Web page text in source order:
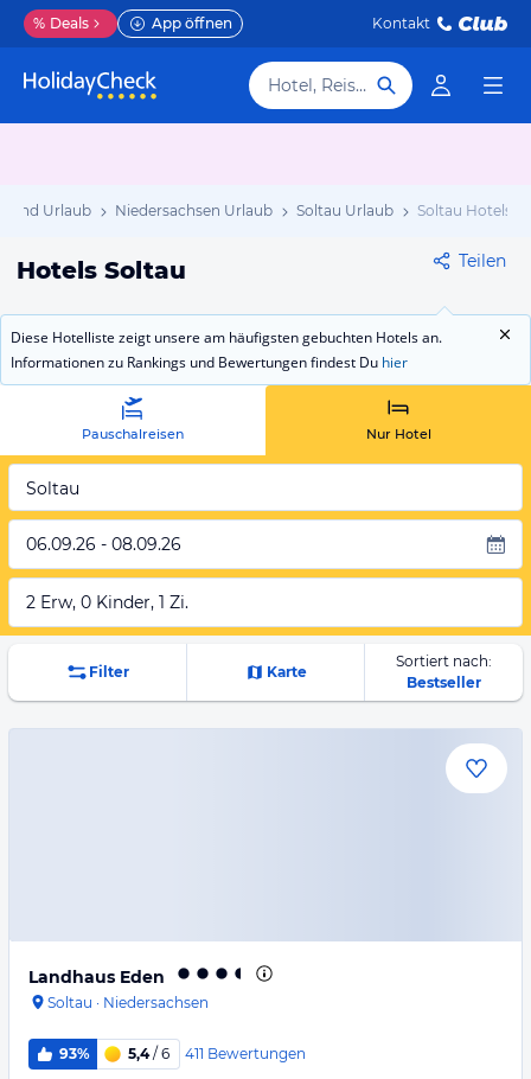
% Deals App öffnen Kontakt
Hotel, Reiseziel
Urlaub Niedersachsen Urlaub Soltau Urlaub Soltau Hotels
Hotels Soltau Teilen
Diese Hotelliste zeigt unsere am häufigsten gebuchten Hotels an.
Informationen zu Rankings und Bewertungen findest Du hier
Pauschalreisen Nur Hotel
Soltau
06.09.26 - 08.09.26
2 Erw, 0 Kinder, 1 Zi.
Filter Karte
Sortiert nach:
Bestseller
Landhaus Eden
Soltau · Niedersachsen
93% 5,4/ 6 411 Bewertungen